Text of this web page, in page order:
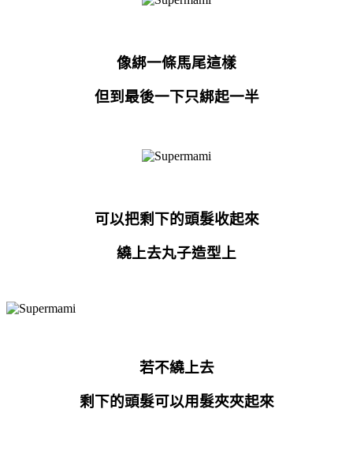
像綁一條馬尾這樣
但到最後一下只綁起一半
可以把剩下的頭髮收起來
繞上去丸子造型上
若不繞上去
剩下的頭髮可以用髮夾夾起來